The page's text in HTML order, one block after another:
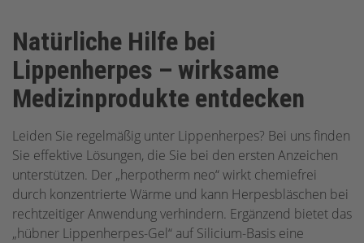
Natürliche Hilfe bei
Lippenherpes – wirksame
Medizinprodukte entdecken
Leiden Sie regelmäßig unter Lippenherpes? Bei uns finden
Sie effektive Lösungen, die Sie bei den ersten Anzeichen
unterstützen. Der „herpotherm neo“ wirkt chemiefrei
durch konzentrierte Wärme und kann Herpesbläschen bei
rechtzeitiger Anwendung verhindern. Ergänzend bietet das
„hübner Lippenherpes-Gel“ auf Silicium-Basis eine